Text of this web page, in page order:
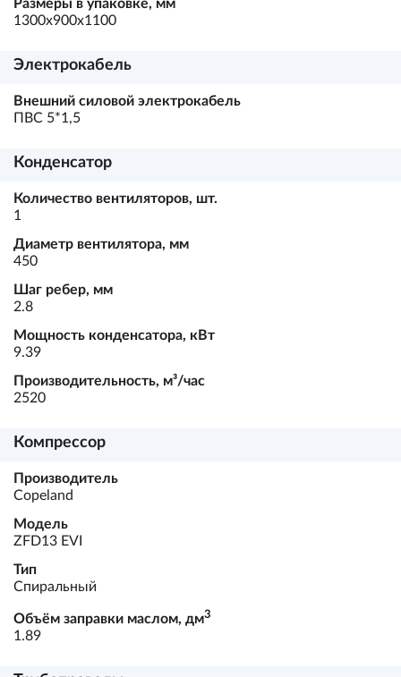
Размеры в упаковке, мм
1300х900х1100
Электрокабель
Внешний силовой электрокабель
ПВС 5*1,5
Конденсатор
Количество вентиляторов, шт.
1
Диаметр вентилятора, мм
450
Шаг ребер, мм
2.8
Мощность конденсатора, кВт
9.39
Производительность, м³/час
2520
Компрессор
Производитель
Copeland
Модель
ZFD13 EVI
Тип
Спиральный
Объём заправки маслом, дм3
1.89